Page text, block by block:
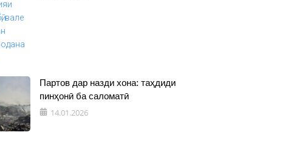
Партов дар назди хона: таҳдиди
пинҳонӣ ба саломатӣ
14.01.2026